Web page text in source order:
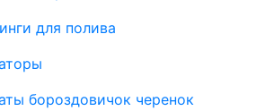
для полива
бороздовичок черенок